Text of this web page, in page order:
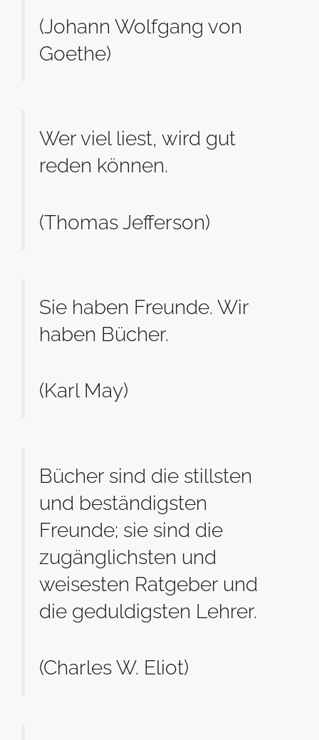
(Johann Wolfgang von
Goethe)
Wer viel liest, wird gut
reden können.
(Thomas Jefferson)
Sie haben Freunde. Wir
haben Bücher.
(Karl May)
Bücher sind die stillsten
und beständigsten
Freunde; sie sind die
zugänglichsten und
weisesten Ratgeber und
die geduldigsten Lehrer.
(Charles W. Eliot)